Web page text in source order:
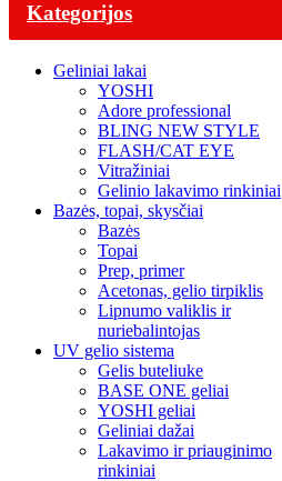
Kategorijos
Geliniai lakai
YOSHI
Adore professional
BLING NEW STYLE
FLASH/CAT EYE
Vitražiniai
Gelinio lakavimo rinkiniai
Bazės, topai, skysčiai
Bazės
Topai
Prep, primer
Acetonas, gelio tirpiklis
Lipnumo valiklis ir
nuriebalintojas
UV gelio sistema
Gelis buteliuke
BASE ONE geliai
YOSHI geliai
Geliniai dažai
Lakavimo ir priauginimo
rinkiniai